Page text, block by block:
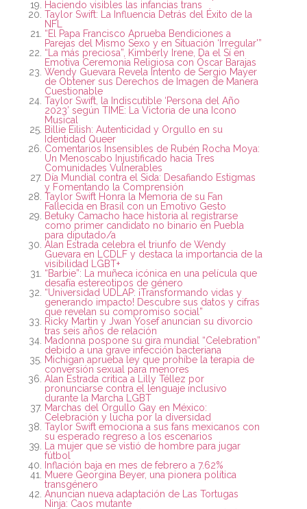
Haciendo visibles las infancias trans
Taylor Swift: La Influencia Detrás del Éxito de la
NFL
“El Papa Francisco Aprueba Bendiciones a
Parejas del Mismo Sexo y en Situación ‘Irregular'”
“La más preciosa”, Kimberly Irene, Da el Sí en
Emotiva Ceremonia Religiosa con Óscar Barajas
Wendy Guevara Revela Intento de Sergio Mayer
de Obtener sus Derechos de Imagen de Manera
Cuestionable
Taylor Swift, la Indiscutible ‘Persona del Año
2023’ según TIME: La Victoria de una Icono
Musical
Billie Eilish: Autenticidad y Orgullo en su
Identidad Queer
Comentarios Insensibles de Rubén Rocha Moya:
Un Menoscabo Injustificado hacia Tres
Comunidades Vulnerables
Día Mundial contra el Sida: Desafiando Estigmas
y Fomentando la Comprensión
Taylor Swift Honra la Memoria de su Fan
Fallecida en Brasil con un Emotivo Gesto
Betuky Camacho hace historia al registrarse
como primer candidato no binario en Puebla
para diputado/a
Alan Estrada celebra el triunfo de Wendy
Guevara en LCDLF y destaca la importancia de la
visibilidad LGBT+
“Barbie”: La muñeca icónica en una película que
desafía estereotipos de género
“Universidad UDLAP: ¡Transformando vidas y
generando impacto! Descubre sus datos y cifras
que revelan su compromiso social”
Ricky Martin y Jwan Yosef anuncian su divorcio
tras seis años de relación
Madonna pospone su gira mundial “Celebration”
debido a una grave infección bacteriana
Michigan aprueba ley que prohíbe la terapia de
conversión sexual para menores
Alan Estrada critica a Lilly Téllez por
pronunciarse contra el lenguaje inclusivo
durante la Marcha LGBT
Marchas del Orgullo Gay en México:
Celebración y lucha por la diversidad
Taylor Swift emociona a sus fans mexicanos con
su esperado regreso a los escenarios
La mujer que se vistió de hombre para jugar
fútbol
Inflación baja en mes de febrero a 7.62%
Muere Georgina Beyer, una pionera política
transgénero
Anuncian nueva adaptación de Las Tortugas
Ninja: Caos mutante